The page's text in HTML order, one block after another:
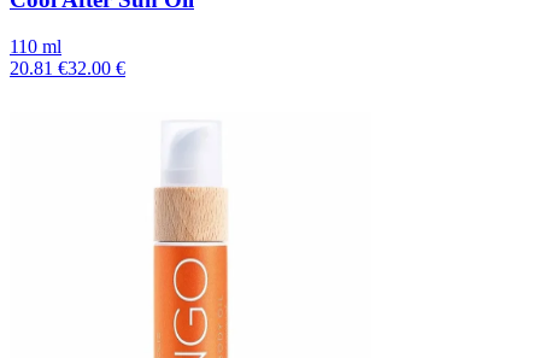
110 ml
20.81 €32.00 €